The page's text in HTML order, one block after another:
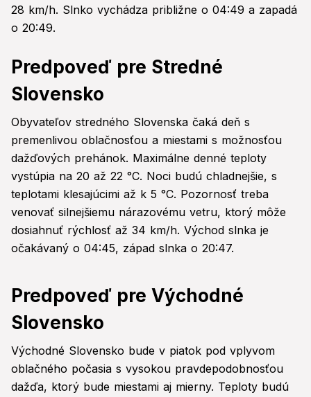
28 km/h. Slnko vychádza približne o 04:49 a zapadá
o 20:49.
Predpoveď pre Stredné
Slovensko
Obyvateľov stredného Slovenska čaká deň s
premenlivou oblačnosťou a miestami s možnosťou
dažďových prehánok. Maximálne denné teploty
vystúpia na 20 až 22 °C. Noci budú chladnejšie, s
teplotami klesajúcimi až k 5 °C. Pozornosť treba
venovať silnejšiemu nárazovému vetru, ktorý môže
dosiahnuť rýchlosť až 34 km/h. Východ slnka je
očakávaný o 04:45, západ slnka o 20:47.
Predpoveď pre Východné
Slovensko
Východné Slovensko bude v piatok pod vplyvom
oblačného počasia s vysokou pravdepodobnosťou
dažďa, ktorý bude miestami aj mierny. Teploty budú